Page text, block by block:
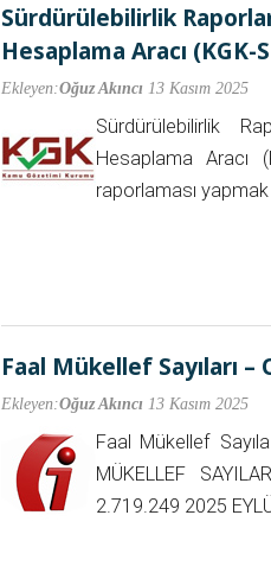
Sürdürülebilirlik
Hesaplama Aracı (KGK-
Ekleyen:Oğuz Akıncı 13 Kasım 2025
Sürdürülebilirlik
Hesaplama Aracı
raporlaması
Faal Mükellef Sayıları –
Ekleyen:Oğuz Akıncı 13 Kasım 2025
Faal Mükellef
MÜKELLEF
2.719.249 2025